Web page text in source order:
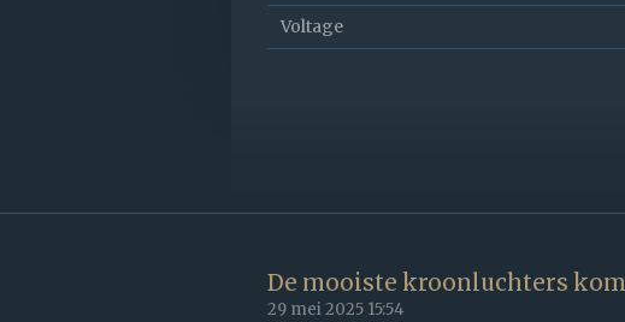
Voltage
De mooiste kroonluchters
29 mei 2025 15:54